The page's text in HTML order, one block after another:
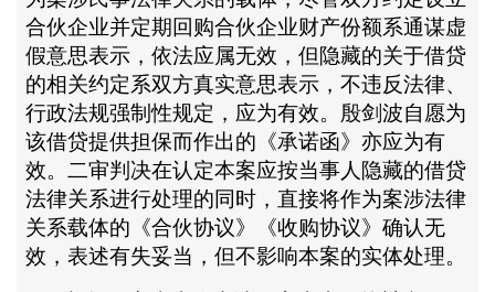
合伙企业并定期回购合伙企业财产份额系通谋虚
假意思表示，依法应属无效，但隐藏的关于借贷
的相关约定系双方真实意思表示，不违反法律、
行政法规强制性规定，应为有效。殷剑波自愿为
该借贷提供担保而作出的《承诺函》亦应为有
效。二审判决在认定本案应按当事人隐藏的借贷
法律关系进行处理的同时，直接将作为案涉法律
关系载体的《合伙协议》《收购协议》确认无
效，表述有失妥当，但不影响本案的实体处理。